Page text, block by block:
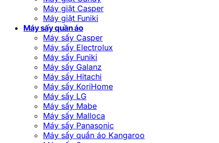
Máy giặt Casper
Máy giặt Funiki
Máy sấy quần áo
Máy sấy Casper
Máy sấy Electrolux
Máy sấy Funiki
Máy sấy Galanz
Máy sấy Hitachi
Máy sấy KoriHome
Máy sấy LG
Máy sấy Mabe
Máy sấy Malloca
Máy sấy Panasonic
Máy sấy quần áo Kangaroo